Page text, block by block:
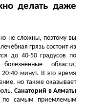
делать даже
не сложны, поэтому вы
грязь состоит из
до 40-50 градусов по
области,
40 минут. В это время
но также оказывает
Санаторий в Алматы
по самым приемлемым